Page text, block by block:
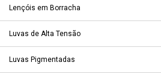
Lençóis em Borracha
Luvas de Alta Tensão
Luvas Pigmentadas